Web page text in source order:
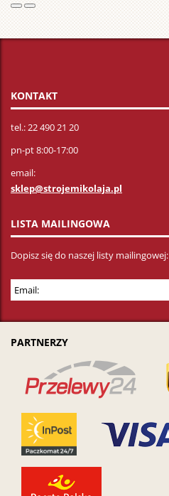
KONTAKT
tel.: 22 490 21 20
pn-pt 8:00-17:00
email:
sklep@strojemikolaja.pl
LISTA MAILINGOWA
Dopisz się do naszej listy mailingowej:
PARTNERZY